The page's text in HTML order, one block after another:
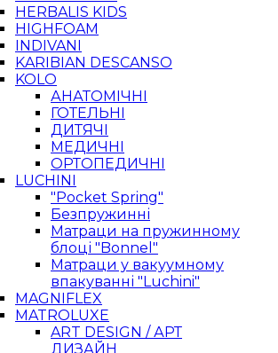
HERBALIS KIDS
HIGHFOAM
INDIVANI
KARIBIAN DESCANSO
KOLO
АНАТОМІЧНІ
ГОТЕЛЬНІ
ДИТЯЧІ
МЕДИЧНІ
ОРТОПЕДИЧНІ
LUCHINI
"Pocket Spring"
Безпружинні
Матраци на пружинному
блоці "Bonnel"
Матраци у вакуумному
впакуванні "Luchini"
MAGNIFLEX
MATROLUXE
ART DESIGN / АРТ
ДИЗАЙН